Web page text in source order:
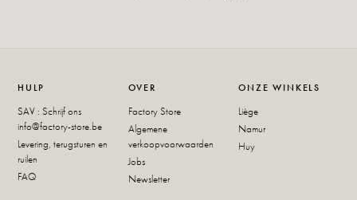
HULP
SAV : Schrijf ons
info@factory-store.be
Levering, terugsturen en
ruilen
FAQ
OVER
Factory Store
Algemene
verkoopvoorwaarden
Jobs
Newsletter
ONZE WINKELS
Liège
Namur
Huy